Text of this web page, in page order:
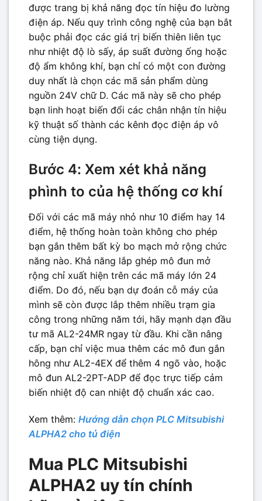
được trang bị khả năng đọc tín hiệu đo lường
điện áp. Nếu quy trình công nghệ của bạn bắt
buộc phải đọc các giá trị biến thiên liên tục
như nhiệt độ lò sấy, áp suất đường ống hoặc
độ ẩm không khí, bạn chỉ có một con đường
duy nhất là chọn các mã sản phẩm dùng
nguồn 24V chữ D. Các mã này sẽ cho phép
bạn linh hoạt biến đổi các chân nhận tín hiệu
kỹ thuật số thành các kênh đọc điện áp vô
cùng tiện dụng.
Bước 4: Xem xét khả năng
phình to của hệ thống cơ khí
Đối với các mã máy nhỏ như 10 điểm hay 14
điểm, hệ thống hoàn toàn không cho phép
bạn gắn thêm bất kỳ bo mạch mở rộng chức
năng nào. Khả năng lắp ghép mô đun mở
rộng chỉ xuất hiện trên các mã máy lớn 24
điểm. Do đó, nếu bạn dự đoán cỗ máy của
mình sẽ còn được lắp thêm nhiều trạm gia
công trong những năm tới, hãy mạnh dạn đầu
tư mã AL2-24MR ngay từ đầu. Khi cần nâng
cấp, bạn chỉ việc mua thêm các mô đun gắn
hông như AL2-4EX để thêm 4 ngõ vào, hoặc
mô đun AL2-2PT-ADP để đọc trực tiếp cảm
biến nhiệt độ can nhiệt độ chuẩn xác cao.
Xem thêm: Hướng dẫn chọn PLC Mitsubishi
ALPHA2 cho tủ điện
Mua PLC Mitsubishi
ALPHA2 uy tín chính